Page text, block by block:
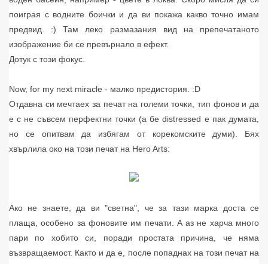
поиграя с водните боички и да ви покажа какво точно имам
предвид. :) Там леко размазания вид на препечатаното
изображение би се превърнало в ефект.
Дотук с този фокус.
Now, for my next miracle - малко предистория. :D
Отдавна си мечтаех за печат на големи точки, тип фонов и да
е с не съвсем перфектни точки (а бе distressed е пак думата,
но се опитвам да избягам от корекомските думи). Бях
хвърлила око на този печат на Hero Arts:
Ако не знаете, да ви "светна", че за тази марка доста се
плаща, особено за фоновите им печати. А аз не харча много
пари по хобито си, поради простата причина, че няма
възвращаемост. Както и да е, после попаднах на този печат на